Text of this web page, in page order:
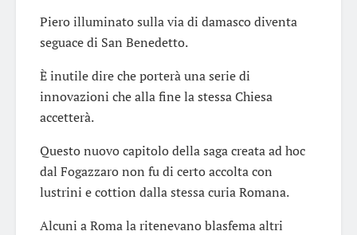
Piero illuminato sulla via di damasco diventa
seguace di San Benedetto.
È inutile dire che porterà una serie di
innovazioni che alla fine la stessa Chiesa
accetterà.
Questo nuovo capitolo della saga creata ad hoc
dal Fogazzaro non fu di certo accolta con
lustrini e cottion dalla stessa curia Romana.
Alcuni a Roma la ritenevano blasfema altri